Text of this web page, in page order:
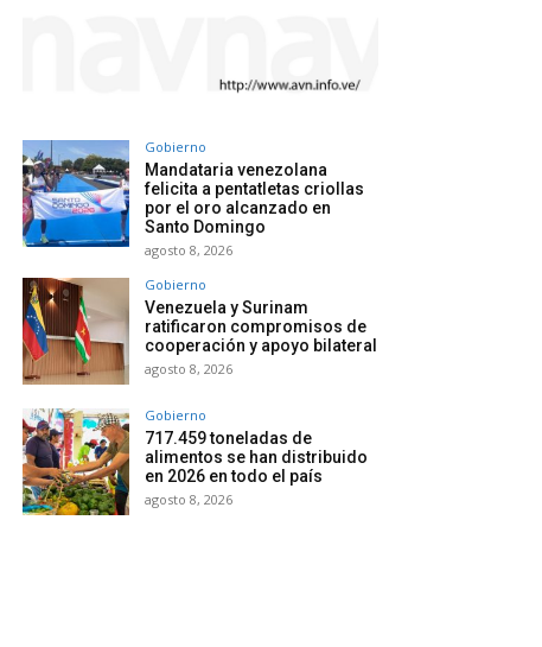
Gobierno
Mandataria venezolana
felicita a pentatletas criollas
por el oro alcanzado en
Santo Domingo
agosto 8, 2026
Gobierno
Venezuela y Surinam
ratificaron compromisos de
cooperación y apoyo bilateral
agosto 8, 2026
Gobierno
717.459 toneladas de
alimentos se han distribuido
en 2026 en todo el país
agosto 8, 2026